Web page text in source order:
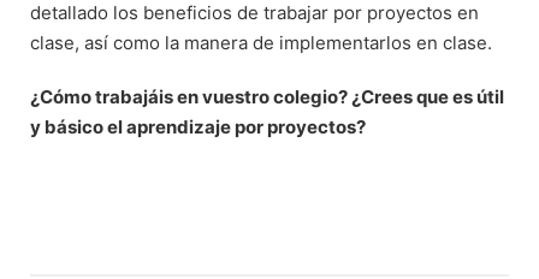
detallado los beneficios de trabajar por proyectos en
clase, así como la manera de implementarlos en clase.
¿Cómo trabajáis en vuestro colegio? ¿Crees que es útil
y básico el aprendizaje por proyectos?